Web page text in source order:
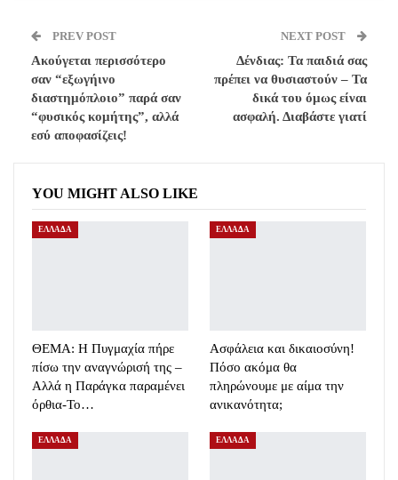
PREV POST
Ακούγεται περισσότερο
σαν “εξωγήινο
διαστημόπλοιο” παρά σαν
“φυσικός κομήτης”, αλλά
εσύ αποφασίζεις!
NEXT POST
Δένδιας: Τα παιδιά σας
πρέπει να θυσιαστούν – Τα
δικά του όμως είναι
ασφαλή. Διαβάστε γιατί
YOU MIGHT ALSO LIKE
ΕΛΛΑΔΑ
ΘΕΜΑ: Η Πυγμαχία πήρε
πίσω την αναγνώρισή της –
Αλλά η Παράγκα παραμένει
όρθια-Το…
ΕΛΛΑΔΑ
Ασφάλεια και δικαιοσύνη!
Πόσο ακόμα θα
πληρώνουμε με αίμα την
ανικανότητα;
ΕΛΛΑΔΑ ΕΛΛΑΔΑ